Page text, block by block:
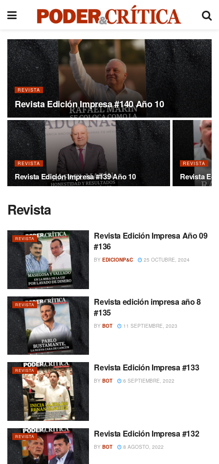
REVISTA
Revista Edición Impresa #140 Año 10
REVISTA
Revista Edición Impresa #139 Año 10
REVISTA
Revista
Revista
REVISTA
Revista Edición Impresa Año 09
#136
BY EDICIONP&C 25 OCTUBRE, 2024
REVISTA
Revista edición impresa año 8
#135
BY BOT 11 SEPTIEMBRE, 2023
REVISTA Revista Edición Impresa #133
BY BOT 6 SEPTIEMBRE, 2022
REVISTA Revista Edición Impresa #132
BY BOT 8 AGOSTO, 2022